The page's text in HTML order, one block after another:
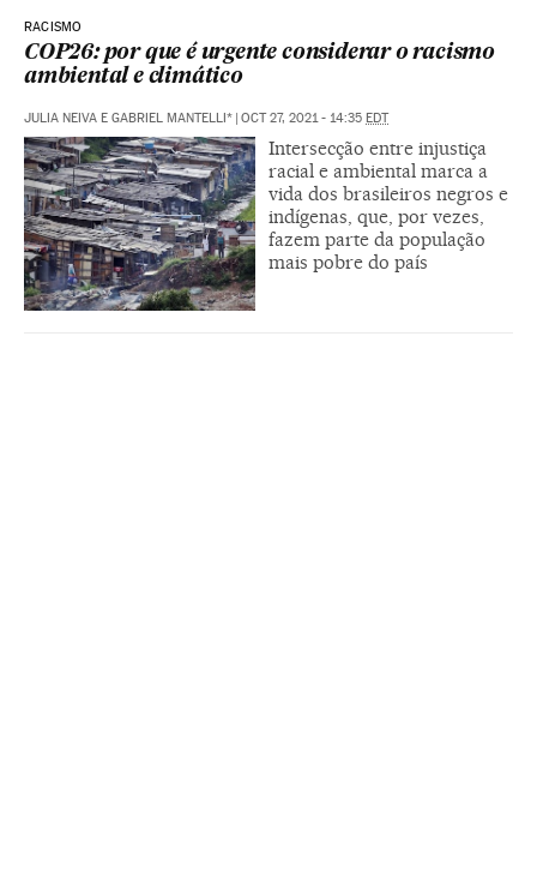
RACISMO
COP26: por que é urgente considerar o racismo
ambiental e climático
JULIA NEIVA E GABRIEL MANTELLI* | OCT 27, 2021 - 14:35 EDT
Intersecção entre injustiça
racial e ambiental marca a
vida dos brasileiros negros e
indígenas, que, por vezes,
fazem parte da população
mais pobre do país